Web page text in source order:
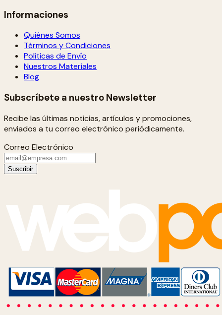
Informaciones
Quiénes Somos
Términos y Condiciones
Políticas de Envío
Nuestros Materiales
Blog
Subscríbete a nuestro Newsletter
Recibe las últimas noticias, artículos y promociones,
enviados a tu correo electrónico periódicamente.
Correo Electrónico
Suscribir